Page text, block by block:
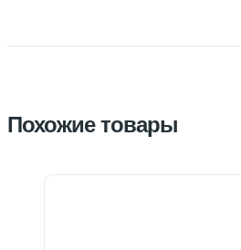
Похожие товары